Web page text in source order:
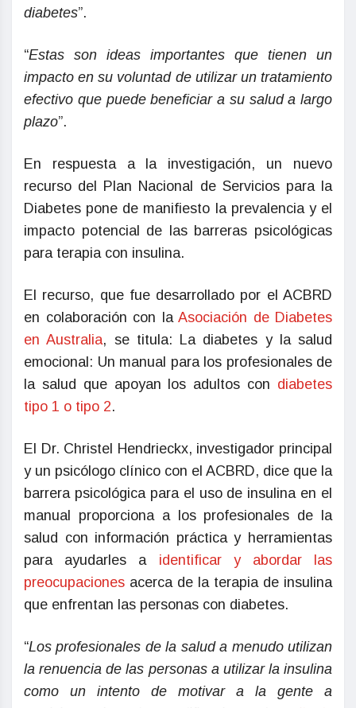
diabetes”.
“Estas son ideas importantes que tienen un
impacto en su voluntad de utilizar un tratamiento
efectivo que puede beneficiar a su salud a largo
plazo”.
En respuesta a la investigación, un nuevo
recurso del Plan Nacional de Servicios para la
Diabetes pone de manifiesto la prevalencia y el
impacto potencial de las barreras psicológicas
para terapia con insulina.
El recurso, que fue desarrollado por el ACBRD
en colaboración con laAsociación de Diabetes
en Australia, se titula: La diabetes y la salud
emocional: Un manual para los profesionales de
la salud que apoyan los adultos con diabetes
tipo 1 o tipo 2.
El Dr. Christel Hendrieckx, investigador principal
y un psicólogo clínico con el ACBRD, dice que la
barrera psicológica para el uso de insulina en el
manual proporciona a los profesionales de la
salud con información práctica y herramientas
para ayudarles aidentificar y abordar las
preocupaciones acerca de la terapia de insulina
que enfrentan las personas con diabetes.
“Los profesionales de la salud a menudo utilizan
la renuencia de las personas a utilizar la insulina
como un intento de motivar a la gente a